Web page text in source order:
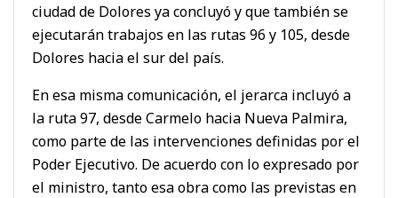
ciudad de Dolores ya concluyó y que también se
ejecutarán trabajos en las rutas 96 y 105, desde
Dolores hacia el sur del país.
En esa misma comunicación, el jerarca incluyó a
la ruta 97, desde Carmelo hacia Nueva Palmira,
como parte de las intervenciones definidas por el
Poder Ejecutivo. De acuerdo con lo expresado por
el ministro, tanto esa obra como las previstas en